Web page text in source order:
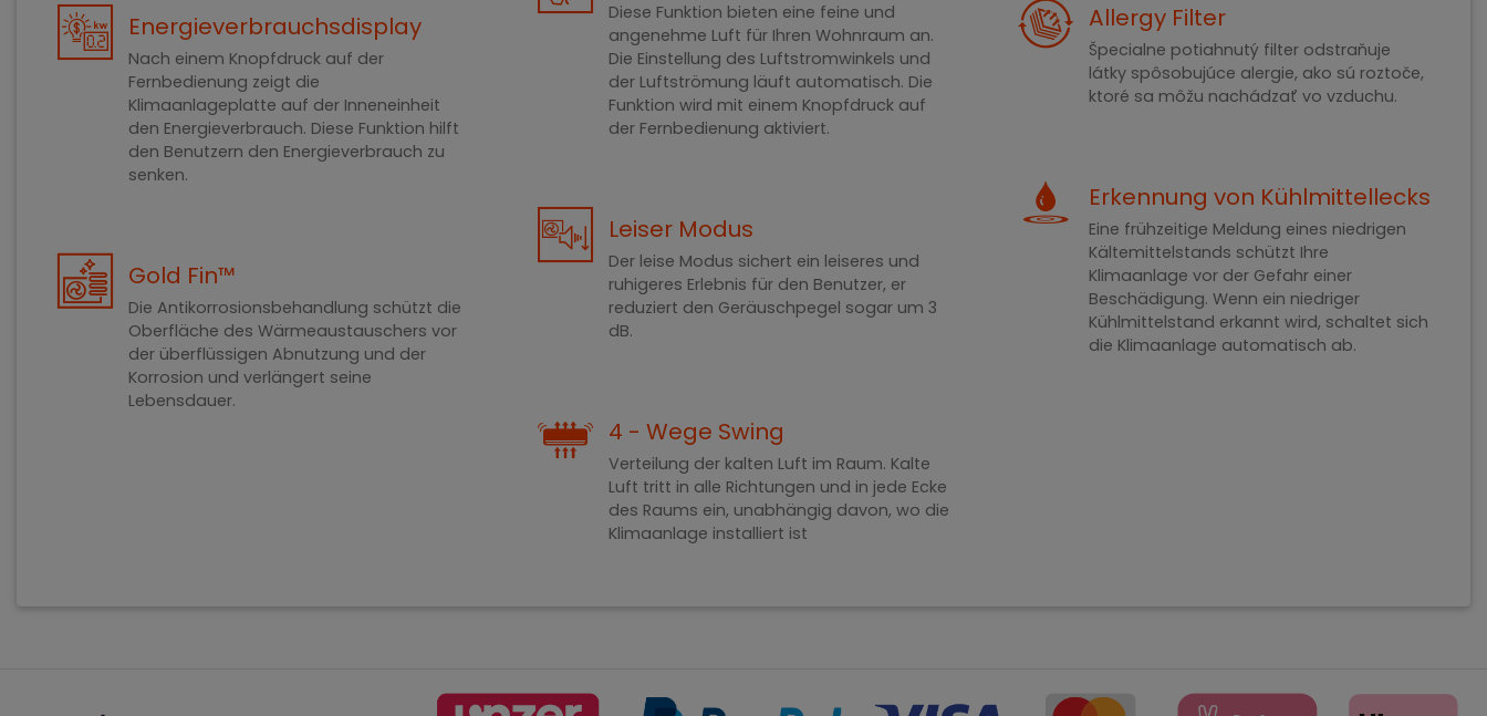
Energieverbrauchsdisplay
Nach einem Knopfdruck auf der
Fernbedienung zeigt die
Klimaanlageplatte auf der Inneneinheit
den Energieverbrauch. Diese Funktion hilft
den Benutzern den Energieverbrauch zu
senken.
Gold Fin™
Die Antikorrosionsbehandlung schützt die
Oberfläche des Wärmeaustauschers vor
der überflüssigen Abnutzung und der
Korrosion und verlängert seine
Lebensdauer.
Diese Funktion bieten eine feine und
angenehme Luft für Ihren Wohnraum an.
Die Einstellung des Luftstromwinkels und
der Luftströmung läuft automatisch. Die
Funktion wird mit einem Knopfdruck auf
der Fernbedienung aktiviert.
Leiser Modus
Der leise Modus sichert ein leiseres und
ruhigeres Erlebnis für den Benutzer, er
reduziert den Geräuschpegel sogar um 3
dB.
4 - Wege Swing
Verteilung der kalten Luft im Raum. Kalte
Luft tritt in alle Richtungen und in jede Ecke
des Raums ein, unabhängig davon, wo die
Klimaanlage installiert ist
Allergy Filter
Špecialne potiahnutý filter odstraňuje
látky spôsobujúce alergie, ako sú roztoče,
ktoré sa môžu nachádzať vo vzduchu.
Erkennung von Kühlmittellecks
Eine frühzeitige Meldung eines niedrigen
Kältemittelstands schützt Ihre
Klimaanlage vor der Gefahr einer
Beschädigung. Wenn ein niedriger
Kühlmittelstand erkannt wird, schaltet sich
die Klimaanlage automatisch ab.